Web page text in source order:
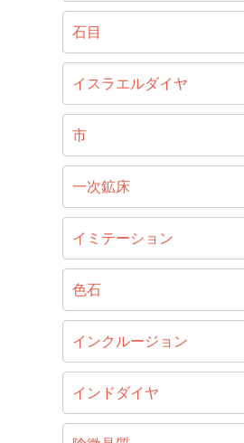
石目
イスラエルダイヤ
市
一次鉱床
イミテーション
色石
インクルージョン
インドダイヤ